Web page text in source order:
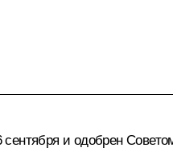
и одобрен